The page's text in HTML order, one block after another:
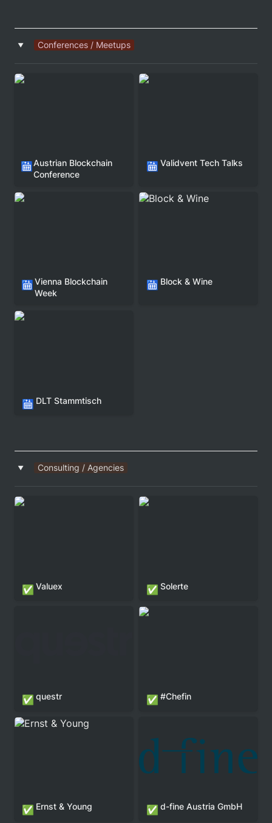
‣ Conferences / Meetups
🛗 Austrian Blockchain
Conference
🛗 Validvent Tech Talks
🛗 Vienna Blockchain
Week
Block & Wine
🛗 Block & Wine
DLT Stammtisch
🛗 DLT Stammtisch
‣ Consulting / Agencies
✅ Valuex ✅ Solerte
✅ questr
#Chefin
✅ #Chefin
Ernst & Young
✅ Ernst & Young ✅ d-fine Austria GmbH